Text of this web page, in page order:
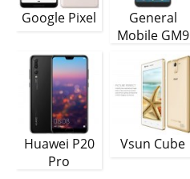
Google Pixel
General
Mobile GM9
Huawei P20
Pro
Vsun Cube